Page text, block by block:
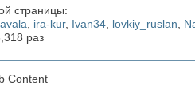
страницы:
avala ira-kur, Ivan34 lovkiy_ruslan
раз
Content